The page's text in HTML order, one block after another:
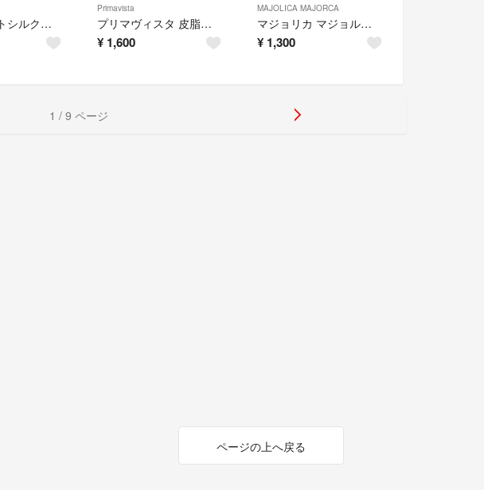
tfit デリケートシルクヴェールアートプライマー 本体/サラサラ 30ml
Primavista
プリマヴィスタ 皮脂くずれ防止下地 フレッシ
¥ 1,600
MAJOLICA MAJORCA
マジョリカ マジョルカ ラッシュエキスパンダー ネオラッシュ BK909
¥ 1,300
1 / 9 ページ
ページの上へ戻る